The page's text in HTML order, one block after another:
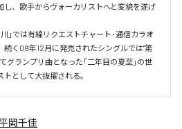
し、歌手からヴォーカリストへと変貌を遂げ
」では有線リクエストチャート･通信カラオ
く09年12月に発売されたシングルでは"第
グランプリ曲となった「二年目の夏至」の世
として大抜擢される。
岡千佳